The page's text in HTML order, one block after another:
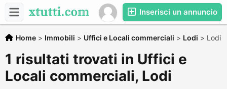
Inserisci un annuncio
Home > Immobili > Uffici e Locali commerciali > Lodi > Lodi
1 risultati trovati in Uffici e
Locali commerciali, Lodi